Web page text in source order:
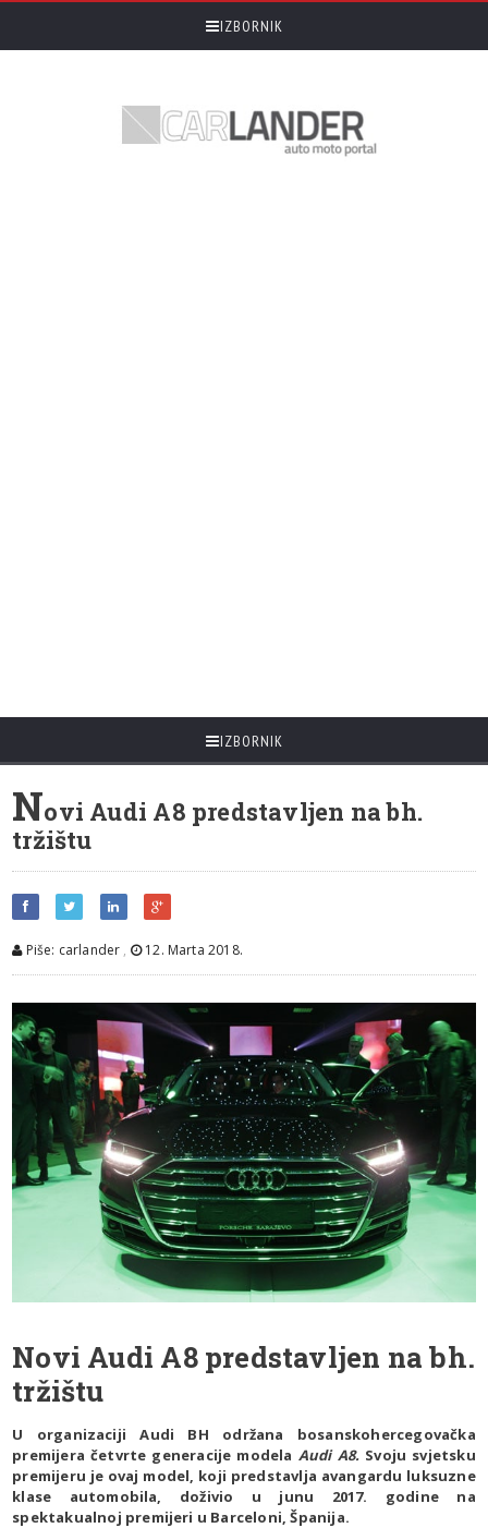
IZBORNIK
IZBORNIK
Novi Audi A8 predstavljen na bh.
tržištu
Piše: carlander , 12. Marta 2018.
Novi Audi A8 predstavljen na bh.
tržištu
U organizaciji Audi BH održana bosanskohercegovačka
premijera četvrte generacije modela Audi A8. Svoju svjetsku
premijeru je ovaj model, koji predstavlja avangardu luksuzne
klase automobila, doživio u junu 2017. godine na
spektakualnoj premijeri u Barceloni, Španija.